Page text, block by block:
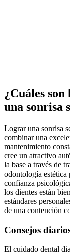
¿Cuáles
una sonrisa
Lograr una sonrisa
combinar una
mantenimiento
cree un atractivo
la base a través de
odontología estética
confianza
los dientes están
estándares
de una contención
Consejos
El cuidado dental